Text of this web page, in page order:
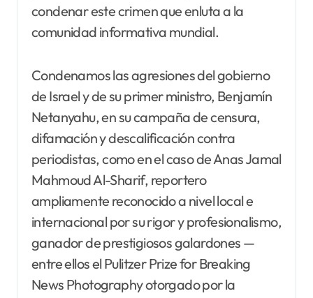
condenar este crimen que enluta a la
comunidad informativa mundial.
Condenamos las agresiones del gobierno
de Israel y de su primer ministro, Benjamín
Netanyahu, en su campaña de censura,
difamación y descalificación contra
periodistas, como en el caso de Anas Jamal
Mahmoud Al-Sharif, reportero
ampliamente reconocido a nivel local e
internacional por su rigor y profesionalismo,
ganador de prestigiosos galardones —
entre ellos el Pulitzer Prize for Breaking
News Photography otorgado por la